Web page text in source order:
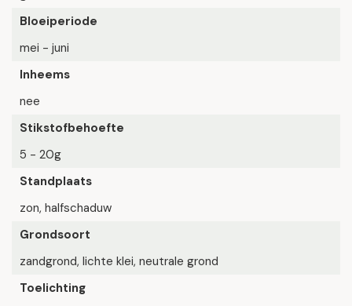
Bloeiperiode
mei - juni
Inheems
nee
Stikstofbehoefte
5 - 20g
Standplaats
zon, halfschaduw
Grondsoort
zandgrond, lichte klei, neutrale grond
Toelichting